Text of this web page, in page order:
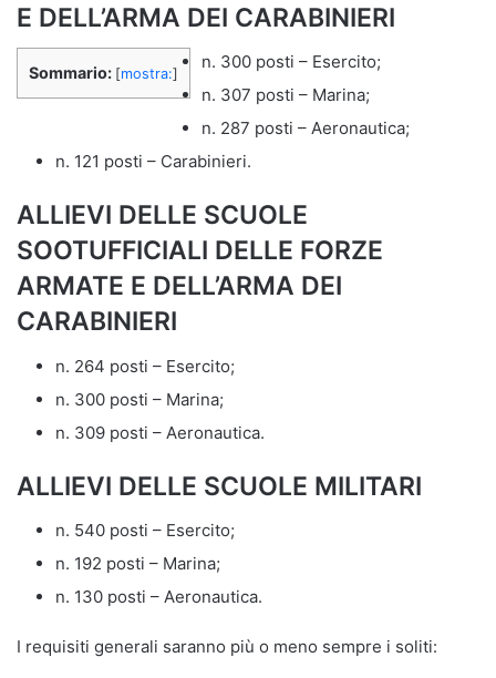
E DELL’ARMA DEI CARABINIERI
Sommario: [mostra:]
n. 300 posti – Esercito;
n. 307 posti – Marina;
n. 287 posti – Aeronautica;
n. 121 posti – Carabinieri.
ALLIEVI DELLE SCUOLE
SOOTUFFICIALI DELLE FORZE
ARMATE E DELL’ARMA DEI
CARABINIERI
n. 264 posti – Esercito;
n. 300 posti – Marina;
n. 309 posti – Aeronautica.
ALLIEVI DELLE SCUOLE MILITARI
n. 540 posti – Esercito;
n. 192 posti – Marina;
n. 130 posti – Aeronautica.
I requisiti generali saranno più o meno sempre i soliti: